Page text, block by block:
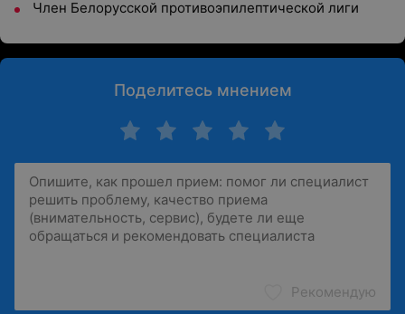
Член Белорусской противоэпилептической лиги
Поделитесь мнением
Рекомендую